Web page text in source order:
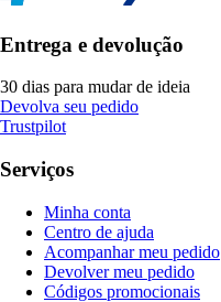
Entrega e devolução
30 dias para mudar de ideia
Devolva seu pedido
Trustpilot
Serviços
Minha conta
Centro de ajuda
Acompanhar meu pedido
Devolver meu pedido
Códigos promocionais